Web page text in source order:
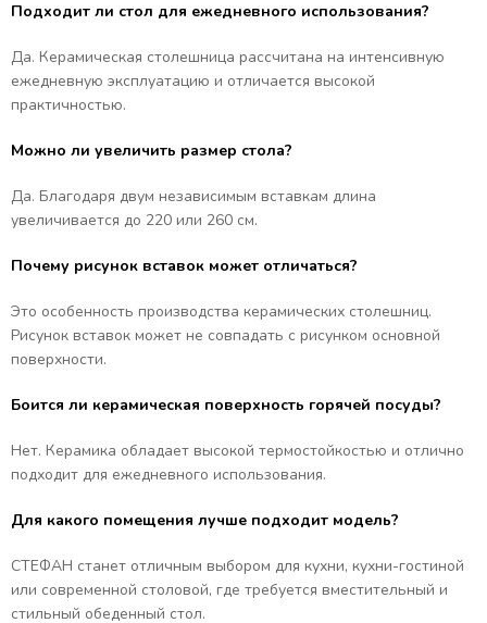
Подходит ли стол для ежедневного использования?
Да. Керамическая столешница рассчитана на интенсивную
ежедневную эксплуатацию и отличается высокой
практичностью.
Можно ли увеличить размер стола?
Да. Благодаря двум независимым вставкам длина
увеличивается до 220 или 260 см.
Почему рисунок вставок может отличаться?
Это особенность производства керамических столешниц.
Рисунок вставок может не совпадать с рисунком основной
поверхности.
Боится ли керамическая поверхность горячей посуды?
Нет. Керамика обладает высокой термостойкостью и отлично
подходит для ежедневного использования.
Для какого помещения лучше подходит модель?
СТЕФАН станет отличным выбором для кухни, кухни-гостиной
или современной столовой, где требуется вместительный и
стильный обеденный стол.